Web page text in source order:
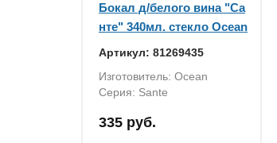
Бокал д/белого вина "Са
нте" 340мл. стекло Ocean
Артикул: 81269435
Изготовитель: Ocean
Серия: Sante
335 руб.